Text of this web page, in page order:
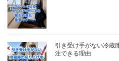
引き受け手がない冷蔵
注できる理由